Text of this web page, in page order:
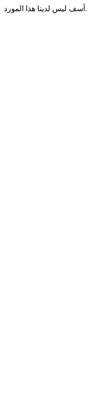
آسف ليس لدينا هذا المورد.